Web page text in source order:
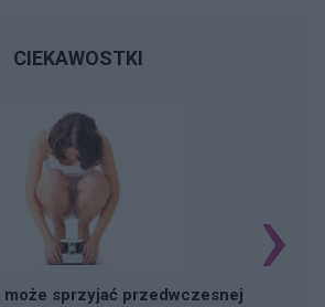
CIEKAWOSTKI
może sprzyjać przedwczesnej
›